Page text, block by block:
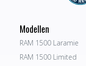
Modellen
RAM 1500 Laramie
RAM 1500 Limited